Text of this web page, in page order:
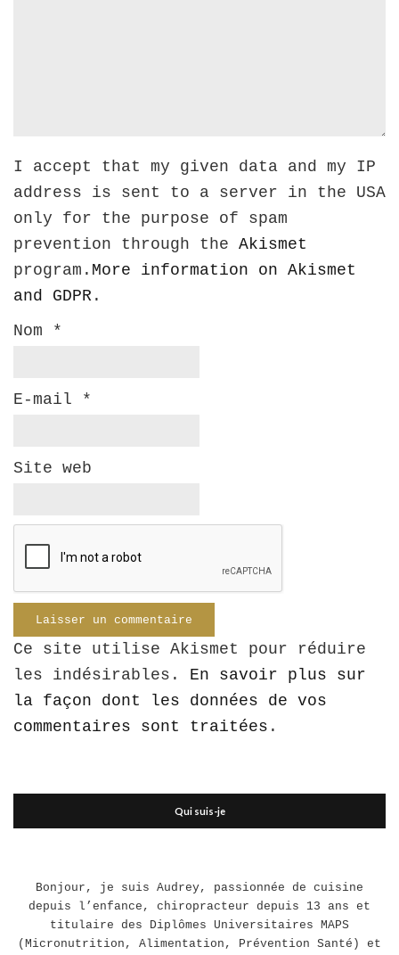
I accept that my given data and my IP
address is sent to a server in the USA
only for the purpose of spam
prevention through the Akismet
program. More information on Akismet
and GDPR .
Nom *
E-mail *
Site web
Ce site utilise Akismet pour réduire
les indésirables. En savoir plus sur
la façon dont les données de vos
commentaires sont traitées .
Qui suis-je
Bonjour, je suis Audrey, passionnée de cuisine
depuis l’enfance, chiropracteur depuis 13 ans et
titulaire des Diplômes Universitaires MAPS
(Micronutrition, Alimentation, Prévention Santé) et